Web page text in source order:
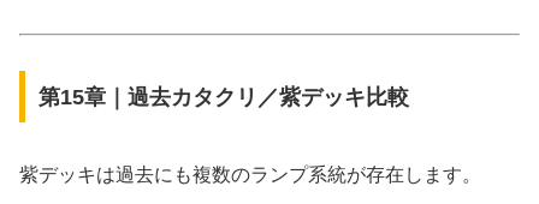
第15章｜過去カタクリ／紫デッキ比較
紫デッキは過去にも複数のランプ系統が存在します。